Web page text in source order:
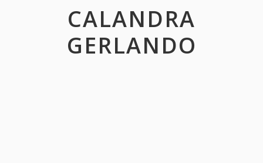
CALANDRA
GERLANDO